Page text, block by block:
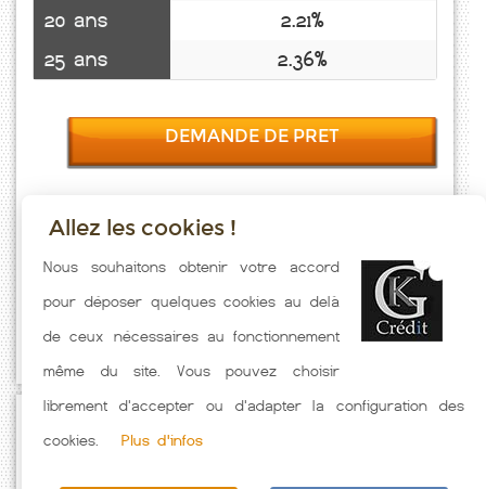
20 ans
2.21%
25 ans
2.36%
DEMANDE DE PRET
Taux emprunt actualisés (St Remy) toutes les semaines. Taux
Immobilier pratiqués par nos partenaires bancaires. Meilleur Taux
hors assurance. Taux crédit immobilier indicatif fonction des
caractéristiques de l'emprunteur.
Allez les cookies !
Nous souhaitons obtenir votre accord
pour déposer quelques cookies au delà
de ceux nécessaires au fonctionnement
même du site. Vous pouvez choisir
librement d'accepter ou d'adapter la configuration des
cookies.
Plus d'infos